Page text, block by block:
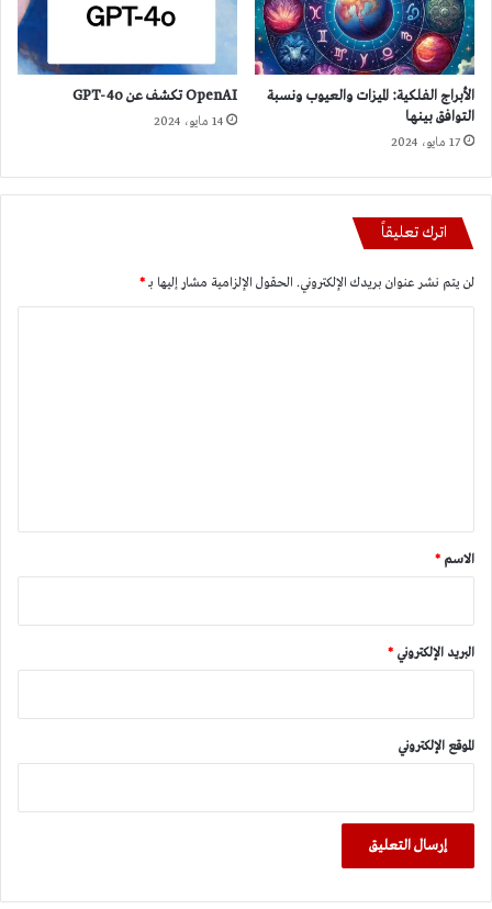
الأبراج الفلكية: الميزات والعيوب ونسبة
التوافق بينها
17 مايو، 2024
OpenAI تكشف عن GPT-4o
14 مايو، 2024
اترك تعليقاً
لن يتم نشر عنوان بريدك الإلكتروني. الحقول الإلزامية مشار إليها بـ*
*
الاسم *
البريد الإلكتروني *
الموقع الإلكتروني